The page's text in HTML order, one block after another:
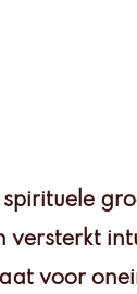
versterkt
voor